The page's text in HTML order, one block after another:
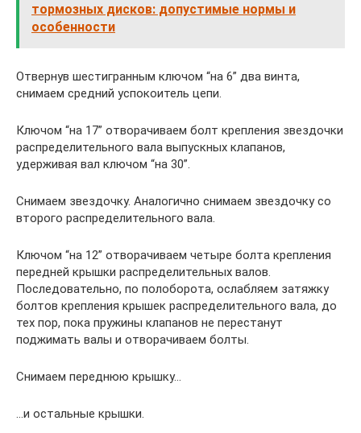
тормозных дисков: допустимые нормы и
особенности
Отвернув шестигранным ключом “на 6” два винта,
снимаем средний успокоитель цепи.
Ключом “на 17” отворачиваем болт крепления звездочки
распределительного вала выпускных клапанов,
удерживая вал ключом “на 30”.
Снимаем звездочку. Аналогично снимаем звездочку со
второго распределительного вала.
Ключом “на 12” отворачиваем четыре болта крепления
передней крышки распределительных валов.
Последовательно, по полоборота, ослабляем затяжку
болтов крепления крышек распределительного вала, до
тех пор, пока пружины клапанов не перестанут
поджимать валы и отворачиваем болты.
Снимаем переднюю крышку…
…и остальные крышки.